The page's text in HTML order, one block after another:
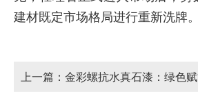
建材既定市场格局进行重新洗牌。
上一篇： 金彩螺抗水真石漆：绿色